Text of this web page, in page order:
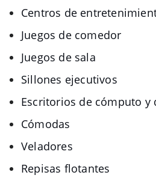
Centros de
Juegos de comedor
Juegos de sala
Sillones ejecutivos
Escritorios de cómputo y
Cómodas
Veladores
Repisas flotantes